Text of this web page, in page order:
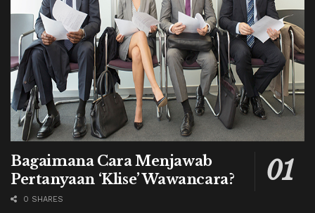
Bagaimana Cara Menjawab
Pertanyaan ‘Klise’ Wawancara?
0 SHARES